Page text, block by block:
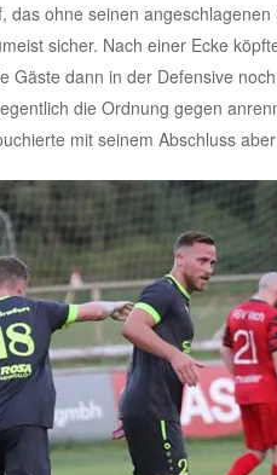
das ohne seinen
sicher. Nach einer Ecke
Gäste dann in der Defensive
die Ordnung gegen
mit seinem Abschluss